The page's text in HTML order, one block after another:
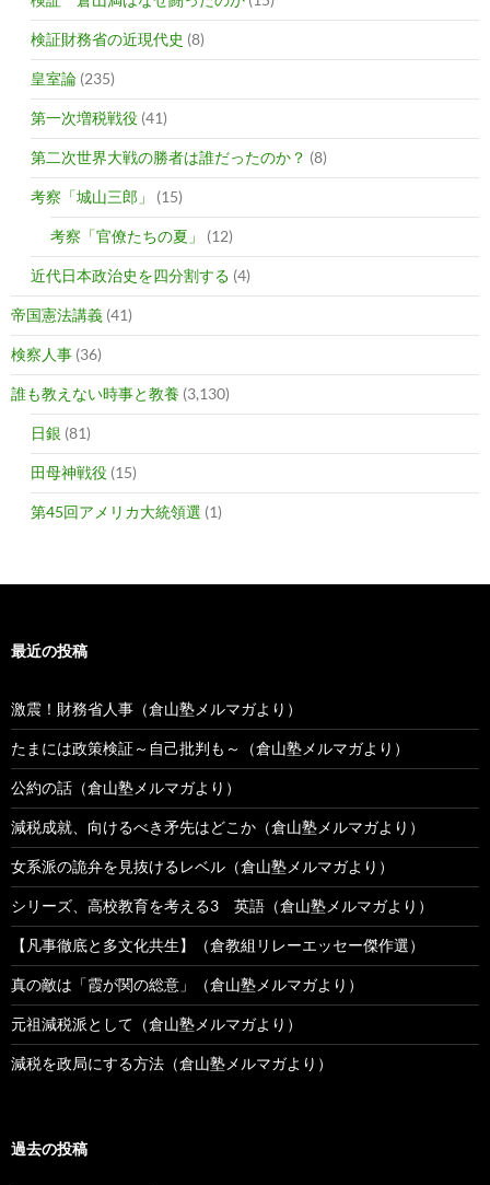
検証財務省の近現代史 (8)
皇室論 (235)
第一次増税戦役 (41)
第二次世界大戦の勝者は誰だったのか？ (8)
考察「城山三郎」 (15)
考察「官僚たちの夏」 (12)
近代日本政治史を四分割する (4)
帝国憲法講義 (41)
検察人事 (36)
誰も教えない時事と教養 (3,130)
日銀 (81)
田母神戦役 (15)
第45回アメリカ大統領選 (1)
最近の投稿
激震！財務省人事（倉山塾メルマガより）
たまには政策検証～自己批判も～（倉山塾メルマガより）
公約の話（倉山塾メルマガより）
減税成就、向けるべき矛先はどこか（倉山塾メルマガより）
女系派の詭弁を見抜けるレベル（倉山塾メルマガより）
シリーズ、高校教育を考える3 英語（倉山塾メルマガより）
【凡事徹底と多文化共生】（倉教組リレーエッセー傑作選）
真の敵は「霞が関の総意」（倉山塾メルマガより）
元祖減税派として（倉山塾メルマガより）
減税を政局にする方法（倉山塾メルマガより）
過去の投稿